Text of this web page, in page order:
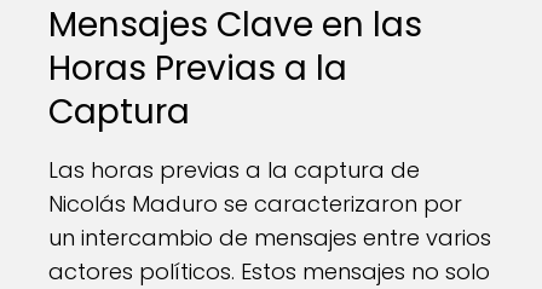
Mensajes Clave en las
Horas Previas a la
Captura
Las horas previas a la captura de
Nicolás Maduro se caracterizaron por
un intercambio de mensajes entre varios
actores políticos. Estos mensajes no solo